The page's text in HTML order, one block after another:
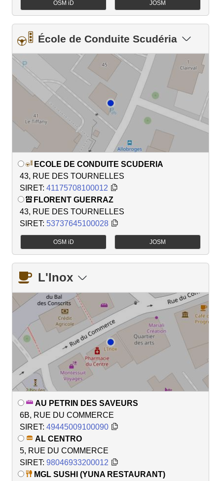
OSM iD JOSM
École de Conduite Scudéria
ECOLE DE CONDUITE SCUDERIA
43, RUE DES TOURNELLES
SIRET: 41175708100012
FLORENT GUERRAZ
43, RUE DES TOURNELLES
SIRET: 53737645100028
OSM iD JOSM
L'Inox
AU PETRIN DES SAVEURS
6B, RUE DU COMMERCE
SIRET: 49445009100090
AL CENTRO
5, RUE DU COMMERCE
SIRET: 98046933200012
MGL SUSHI (YUNA RESTAURANT)